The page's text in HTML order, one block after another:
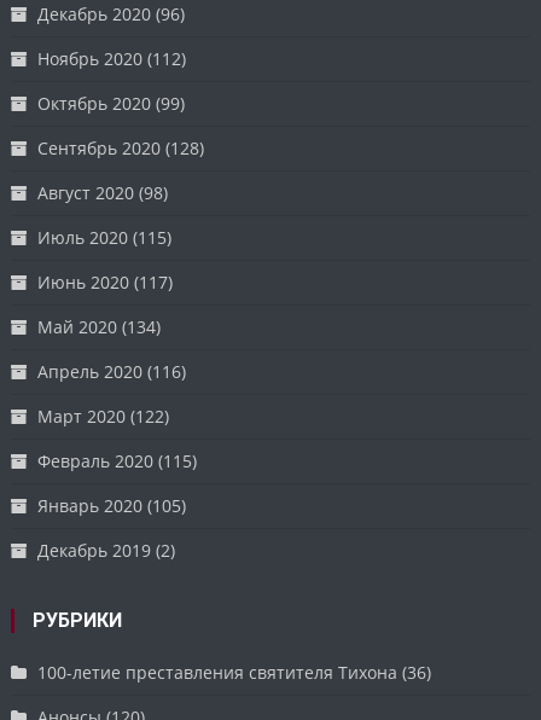
Декабрь 2020 (96)
Ноябрь 2020 (112)
Октябрь 2020 (99)
Сентябрь 2020 (128)
Август 2020 (98)
Июль 2020 (115)
Июнь 2020 (117)
Май 2020 (134)
Апрель 2020 (116)
Март 2020 (122)
Февраль 2020 (115)
Январь 2020 (105)
Декабрь 2019 (2)
РУБРИКИ
100-летие преставления святителя Тихона (36)